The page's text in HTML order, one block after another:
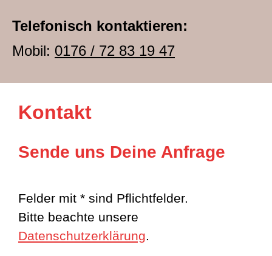
Telefonisch kontaktieren:
Mobil: 0176 / 72 83 19 47
Kontakt
Sende uns Deine Anfrage
Felder mit * sind Pflichtfelder.
Bitte beachte unsere
Datenschutzerklärung.